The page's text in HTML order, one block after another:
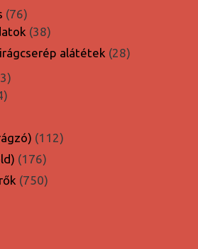
7676
termék
3838
termék
alátétek 2828
1253
termék
4
112112
176176
termék
750750